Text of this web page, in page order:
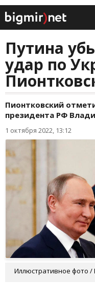
Путина
удар по
Пионтковский
президента РФ
1 октября 2022, 13:12
Иллюстративное фото /